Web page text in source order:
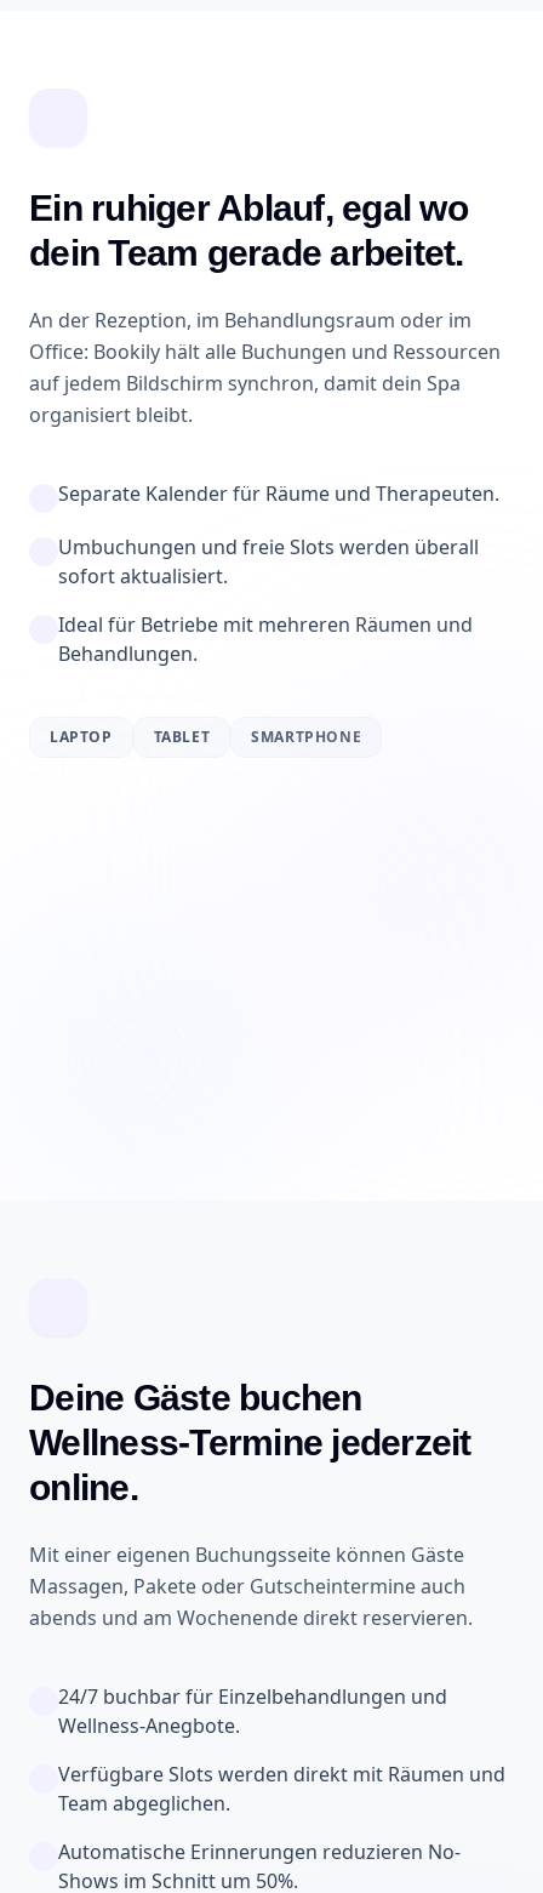
Ein ruhiger Ablauf, egal wo
dein Team gerade arbeitet.
An der Rezeption, im Behandlungsraum oder im
Office: Bookily hält alle Buchungen und Ressourcen
auf jedem Bildschirm synchron, damit dein Spa
organisiert bleibt.
Separate Kalender für Räume und Therapeuten.
Umbuchungen und freie Slots werden überall
sofort aktualisiert.
Ideal für Betriebe mit mehreren Räumen und
Behandlungen.
LAPTOP TABLET SMARTPHONE
Deine Gäste buchen
Wellness-Termine jederzeit
online.
Mit einer eigenen Buchungsseite können Gäste
Massagen, Pakete oder Gutscheintermine auch
abends und am Wochenende direkt reservieren.
24/7 buchbar für Einzelbehandlungen und
Wellness-Anegbote.
Verfügbare Slots werden direkt mit Räumen und
Team abgeglichen.
Automatische Erinnerungen reduzieren No-
Shows im Schnitt um 50%.